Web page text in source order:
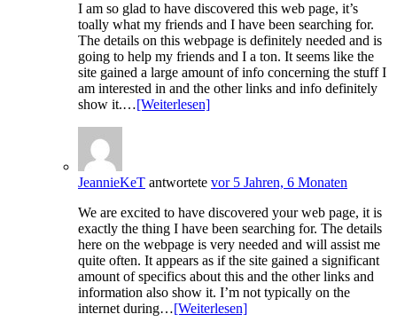
I am so glad to have discovered this web page, it’s
toally what my friends and I have been searching for.
The details on this webpage is definitely needed and is
going to help my friends and I a ton. It seems like the
site gained a large amount of info concerning the stuff I
am interested in and the other links and info definitely
show it.…[Weiterlesen]
JeannieKeT antwortete vor 5 Jahren, 6 Monaten
We are excited to have discovered your web page, it is
exactly the thing I have been searching for. The details
here on the webpage is very needed and will assist me
quite often. It appears as if the site gained a significant
amount of specifics about this and the other links and
information also show it. I’m not typically on the
internet during…[Weiterlesen]